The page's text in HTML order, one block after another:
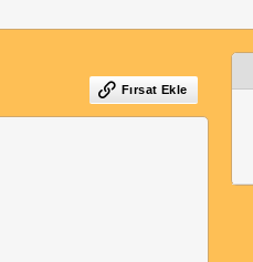
Fırsat Ekle